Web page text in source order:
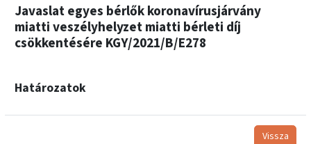
Javaslat egyes bérlők koronavírusjárvány
miatti veszélyhelyzet miatti bérleti díj
csökkentésére KGY/2021/B/E278
Határozatok
Vissza